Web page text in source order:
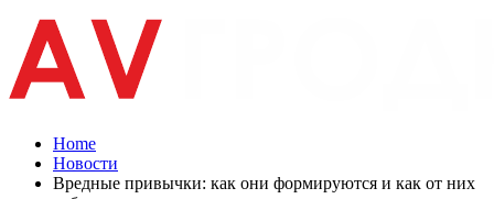
Home
Новости
Вредные привычки: как они формируются и как от них